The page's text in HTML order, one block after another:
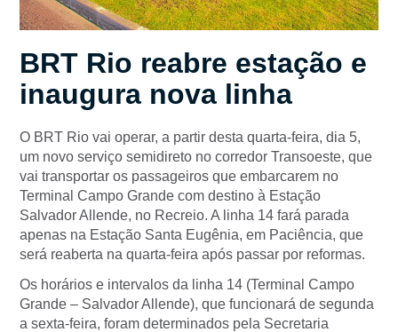
BRT Rio reabre estação e
inaugura nova linha
O BRT Rio vai operar, a partir desta quarta-feira, dia 5,
um novo serviço semidireto no corredor Transoeste, que
vai transportar os passageiros que embarcarem no
Terminal Campo Grande com destino à Estação
Salvador Allende, no Recreio. A linha 14 fará parada
apenas na Estação Santa Eugênia, em Paciência, que
será reaberta na quarta-feira após passar por reformas.
Os horários e intervalos da linha 14 (Terminal Campo
Grande – Salvador Allende), que funcionará de segunda
a sexta-feira, foram determinados pela Secretaria